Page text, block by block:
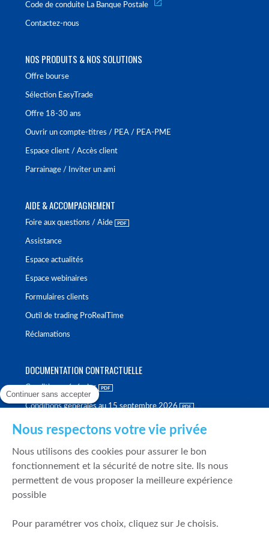
Code de conduite La Banque Postale
Contactez-nous
NOS PRODUITS & NOS SOLUTIONS
Offre bourse
Sélection EasyTrade
Offre 18-30 ans
Ouvrir un compte-titres / PEA / PEA-PME
Espace client / Accès client
Parrainage / Inviter un ami
AIDE & ACCOMPAGNEMENT
Foire aux questions / Aide
Assistance
Espace actualités
Espace webinaires
Formulaires clients
Outil de trading ProRealTime
Réclamations
DOCUMENTATION CONTRACTUELLE
Conditions générales
Conditions générales au 15 septembre 2026
Politique de meilleure sélection
Politique de durabilité
Fonds de garantie des dépôts et de résolution
Continuer sans accepter
Nous respectons votre vie privée
Nous utilisons des cookies pour assurer le bon
fonctionnement et la sécurité de notre site. Ils nous
permettent de vous proposer la meilleure expérience
possible
Pour paramétrer vos choix, cliquez sur Je choisis.